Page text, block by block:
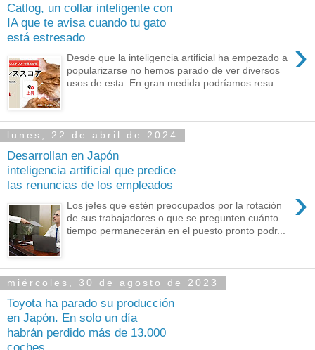
Catlog, un collar inteligente con
IA que te avisa cuando tu gato
está estresado
›
Desde que la inteligencia artificial ha empezado a
popularizarse no hemos parado de ver diversos
usos de esta. En gran medida podríamos resu...
lunes, 22 de abril de 2024
Desarrollan en Japón
inteligencia artificial que predice
las renuncias de los empleados
›
Los jefes que estén preocupados por la rotación
de sus trabajadores o que se pregunten cuánto
tiempo permanecerán en el puesto pronto podr...
miércoles, 30 de agosto de 2023
Toyota ha parado su producción
en Japón. En solo un día
habrán perdido más de 13.000